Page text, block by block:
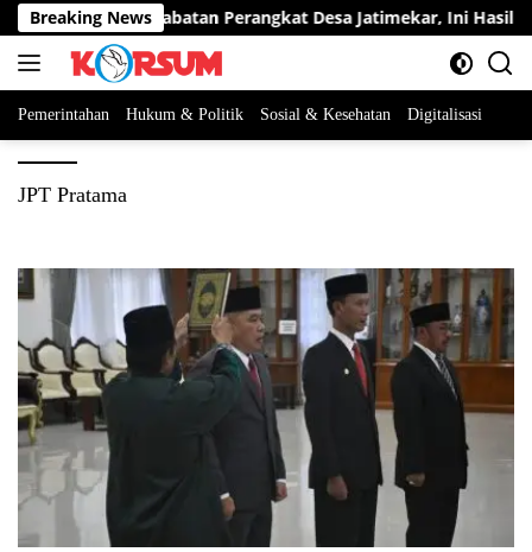
Langsung
ke
konten
Breaking News
Berebut Dua Jabatan Perangkat Desa Jatimekar, Ini Hasil
Pemerintahan Hukum & Politik Sosial & Kesehatan Digitalisasi
JPT Pratama